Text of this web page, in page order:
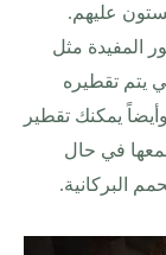
عليهم.
المفيدة مثل
يتم تقطيره
يمكنك تقطير
في حال
البركانية.